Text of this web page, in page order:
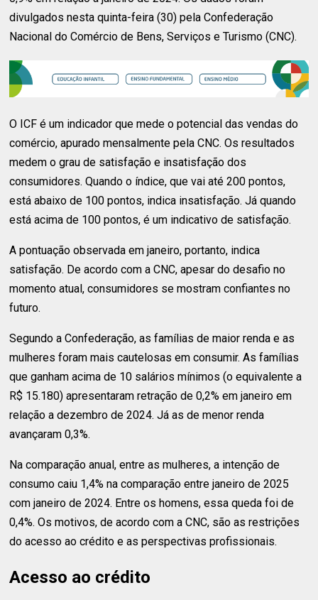
divulgados nesta quinta-feira (30) pela Confederação
Nacional do Comércio de Bens, Serviços e Turismo (CNC).
O ICF é um indicador que mede o potencial das vendas do
comércio, apurado mensalmente pela CNC. Os resultados
medem o grau de satisfação e insatisfação dos
consumidores. Quando o índice, que vai até 200 pontos,
está abaixo de 100 pontos, indica insatisfação. Já quando
está acima de 100 pontos, é um indicativo de satisfação.
A pontuação observada em janeiro, portanto, indica
satisfação. De acordo com a CNC, apesar do desafio no
momento atual, consumidores se mostram confiantes no
futuro.
Segundo a Confederação, as famílias de maior renda e as
mulheres foram mais cautelosas em consumir. As famílias
que ganham acima de 10 salários mínimos (o equivalente a
R$ 15.180) apresentaram retração de 0,2% em janeiro em
relação a dezembro de 2024. Já as de menor renda
avançaram 0,3%.
Na comparação anual, entre as mulheres, a intenção de
consumo caiu 1,4% na comparação entre janeiro de 2025
com janeiro de 2024. Entre os homens, essa queda foi de
0,4%. Os motivos, de acordo com a CNC, são as restrições
do acesso ao crédito e as perspectivas profissionais.
Acesso ao crédito